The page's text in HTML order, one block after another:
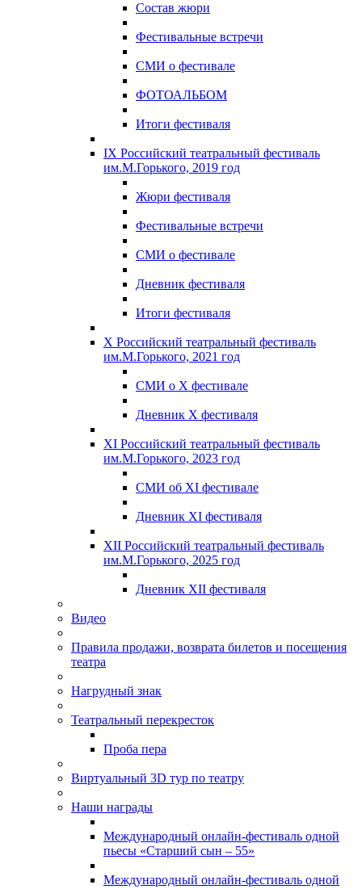
Состав жюри
Фестивальные встречи
СМИ о фестивале
ФОТОАЛЬБОМ
Итоги фестиваля
IX Российский театральный фестиваль
им.М.Горького, 2019 год
Жюри фестиваля
Фестивальные встречи
СМИ о фестивале
Дневник фестиваля
Итоги фестиваля
X Российский театральный фестиваль
им.М.Горького, 2021 год
СМИ о X фестивале
Дневник X фестиваля
XI Российский театральный фестиваль
им.М.Горького, 2023 год
СМИ об XI фестивале
Дневник XI фестиваля
XII Российский театральный фестиваль
им.М.Горького, 2025 год
Дневник XII фестиваля
Видео
Правила продажи, возврата билетов и посещения
театра
Нагрудный знак
Театральный перекресток
Проба пера
Виртуальный 3D тур по театру
Наши награды
Международный онлайн-фестиваль одной
пьесы «Старший сын – 55»
Международный онлайн-фестиваль одной